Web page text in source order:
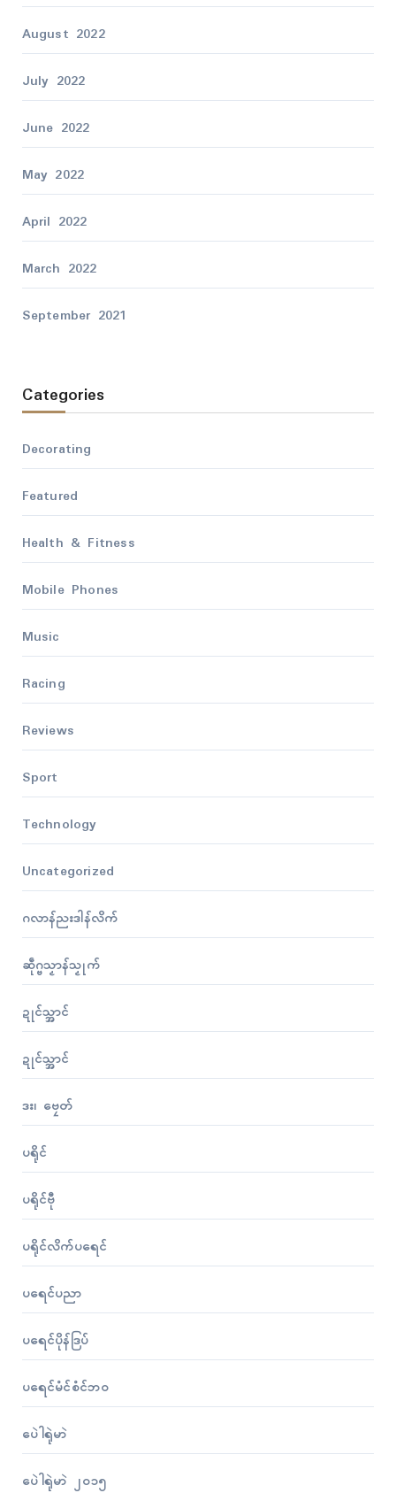
August 2022
July 2022
June 2022
May 2022
April 2022
March 2022
September 2021
Categories
Decorating
Featured
Health & Fitness
Mobile Phones
Music
Racing
Reviews
Sport
Technology
Uncategorized
ဂလာန်ညးဒါန်လိက်
ဆဵုဂ္ဗသၟာန်သၟုက်
ဍုၚ်သ္အာၚ်
ဍုၚ်သ္အာၚ်
ဒး၊ ဗၠေတ်
ပရိုၚ်
ပရိုၚ်ဗီု
ပရိုၚ်လိက်ပရေၚ်
ပရေၚ်ပညာ
ပရေၚ်ပိုန်ဒြပ်
ပရေၚ်မံၚ်စံၚ်ဘဝ
ပေဲါရုဲမာဲ
ပေဲါရုဲမာဲ ၂၀၁၅